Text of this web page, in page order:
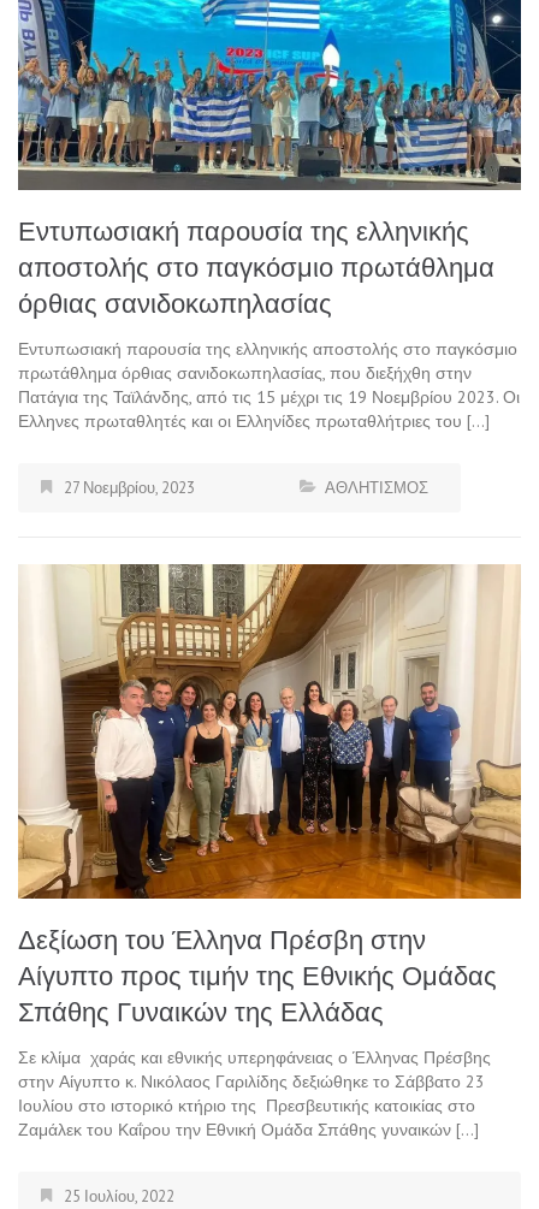
Εντυπωσιακή παρουσία της ελληνικής
αποστολής στο παγκόσμιο πρωτάθλημα
όρθιας σανιδοκωπηλασίας
Εντυπωσιακή παρουσία της ελληνικής αποστολής στο παγκόσμιο
πρωτάθλημα όρθιας σανιδοκωπηλασίας, που διεξήχθη στην
Πατάγια της Ταϊλάνδης, από τις 15 μέχρι τις 19 Νοεμβρίου 2023. Οι
Ελληνες πρωταθλητές και οι Ελληνίδες πρωταθλήτριες του […]
27 Νοεμβρίου, 2023 ΑΘΛΗΤΙΣΜΟΣ
Δεξίωση του Έλληνα Πρέσβη στην
Αίγυπτο προς τιμήν της Εθνικής Ομάδας
Σπάθης Γυναικών της Ελλάδας
Σε κλίμα χαράς και εθνικής υπερηφάνειας ο Έλληνας Πρέσβης
στην Αίγυπτο κ. Νικόλαος Γαριλίδης δεξιώθηκε το Σάββατο 23
Ιουλίου στο ιστορικό κτήριο της Πρεσβευτικής κατοικίας στο
Ζαμάλεκ του Καΐρου την Εθνική Ομάδα Σπάθης γυναικών […]
25 Ιουλίου, 2022